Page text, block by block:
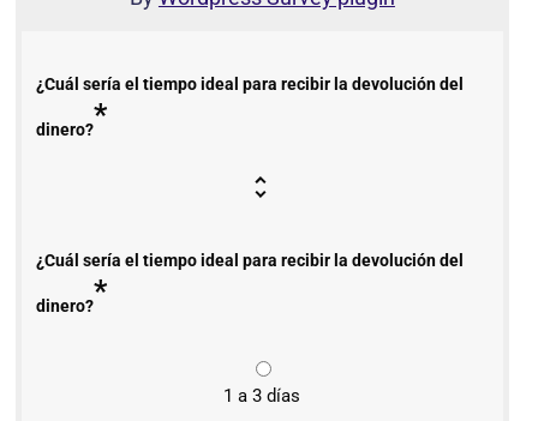
¿Cuál sería el tiempo ideal para recibir la devolución del
dinero?*
¿Cuál sería el tiempo ideal para recibir la devolución del
dinero?*
1 a 3 días